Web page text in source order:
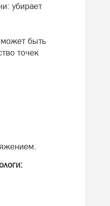
убирает
быть
точек